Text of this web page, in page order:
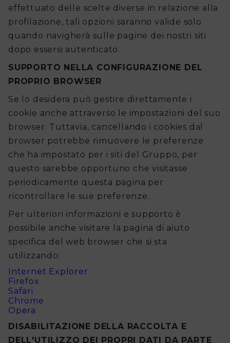
effettuato delle scelte diverse in relazione alla
profilazione, tali opzioni saranno valide solo
quando navigherà sulle pagine dei nostri siti
dopo essersi autenticato.
SUPPORTO NELLA CONFIGURAZIONE DEL
PROPRIO BROWSER
Se lo desidera può gestire direttamente i
cookie anche attraverso le impostazioni del suo
browser. Tuttavia, cancellando i cookies dal
browser potrebbe rimuovere le preferenze
che ha impostato per i siti del Gruppo, per
questo sarebbe opportuno che visitasse
periodicamente questa pagina per
ricontrollare le sue preferenze.
Per ulteriori informazioni e supporto è
possibile anche visitare la pagina di aiuto
specifica del web browser che si sta
utilizzando:
Internet Explorer
Firefox
Safari
Chrome
Opera
DISABILITAZIONE DELLA RACCOLTA E
DELL'UTILIZZO DEI PROPRI DATI DA PARTE